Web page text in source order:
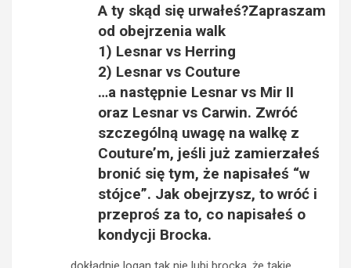
A ty skąd się urwałeś?Zapraszam
od obejrzenia walk
1) Lesnar vs Herring
2) Lesnar vs Couture
…a następnie Lesnar vs Mir II
oraz Lesnar vs Carwin. Zwróć
szczególną uwagę na walkę z
Couture’m, jeśli już zamierzałeś
bronić się tym, że napisałeś “w
stójce”. Jak obejrzysz, to wróć i
przeproś za to, co napisałeś o
kondycji Brocka.